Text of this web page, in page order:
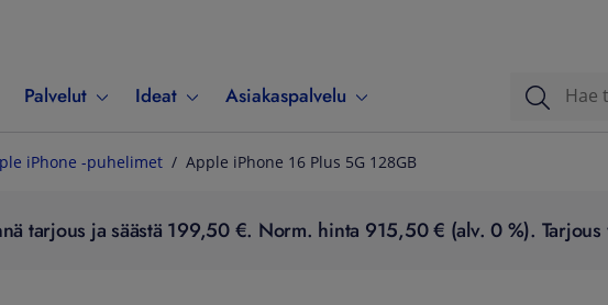
Palvelut Ideat Asiakaspalvelu
iPhone -puhelimet Apple iPhone 16 Plus 5G 128GB
tarjous ja säästä 199,50 €. Norm. hinta 915,50 € (alv. 0 %). Tarjous